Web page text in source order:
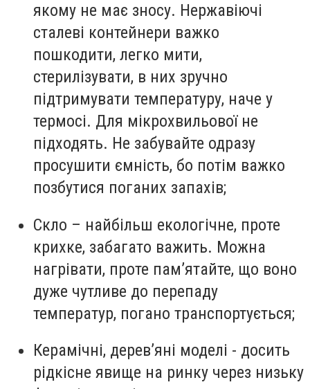
якому не має зносу. Нержавіючі
сталеві контейнери важко
пошкодити, легко мити,
стерилізувати, в них зручно
підтримувати температуру, наче у
термосі. Для мікрохвильової не
підходять. Не забувайте одразу
просушити ємність, бо потім важко
позбутися поганих запахів;
Скло – найбільш екологічне, проте
крихке, забагато важить. Можна
нагрівати, проте пам’ятайте, що воно
дуже чутливе до перепаду
температур, погано транспортується;
Керамічні, дерев’яні моделі - досить
рідкісне явище на ринку через низьку